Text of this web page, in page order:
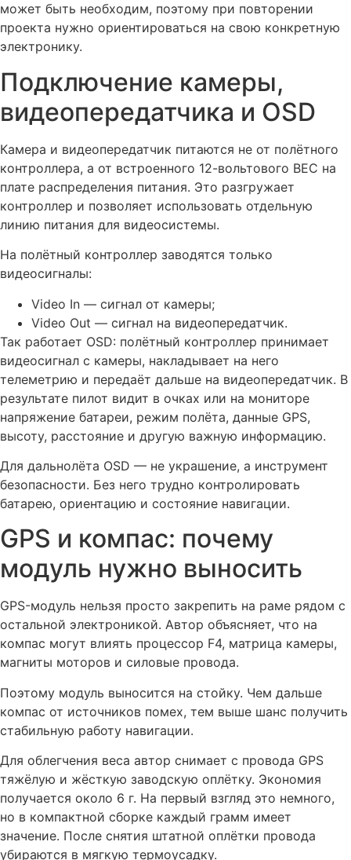
может быть необходим, поэтому при повторении
проекта нужно ориентироваться на свою конкретную
электронику.
Подключение камеры,
видеопередатчика и OSD
Камера и видеопередатчик питаются не от полётного
контроллера, а от встроенного 12-вольтового BEC на
плате распределения питания. Это разгружает
контроллер и позволяет использовать отдельную
линию питания для видеосистемы.
На полётный контроллер заводятся только
видеосигналы:
Video In — сигнал от камеры;
Video Out — сигнал на видеопередатчик.
Так работает OSD: полётный контроллер принимает
видеосигнал с камеры, накладывает на него
телеметрию и передаёт дальше на видеопередатчик. В
результате пилот видит в очках или на мониторе
напряжение батареи, режим полёта, данные GPS,
высоту, расстояние и другую важную информацию.
Для дальнолёта OSD — не украшение, а инструмент
безопасности. Без него трудно контролировать
батарею, ориентацию и состояние навигации.
GPS и компас: почему
модуль нужно выносить
GPS-модуль нельзя просто закрепить на раме рядом с
остальной электроникой. Автор объясняет, что на
компас могут влиять процессор F4, матрица камеры,
магниты моторов и силовые провода.
Поэтому модуль выносится на стойку. Чем дальше
компас от источников помех, тем выше шанс получить
стабильную работу навигации.
Для облегчения веса автор снимает с провода GPS
тяжёлую и жёсткую заводскую оплётку. Экономия
получается около 6 г. На первый взгляд это немного,
но в компактной сборке каждый грамм имеет
значение. После снятия штатной оплётки провода
убираются в мягкую термоусадку.